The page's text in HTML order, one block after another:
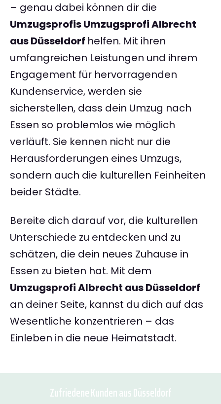
– genau dabei können dir die
Umzugsprofis Umzugsprofi Albrecht
aus Düsseldorf helfen. Mit ihren
umfangreichen Leistungen und ihrem
Engagement für hervorragenden
Kundenservice, werden sie
sicherstellen, dass dein Umzug nach
Essen so problemlos wie möglich
verläuft. Sie kennen nicht nur die
Herausforderungen eines Umzugs,
sondern auch die kulturellen Feinheiten
beider Städte.
Bereite dich darauf vor, die kulturellen
Unterschiede zu entdecken und zu
schätzen, die dein neues Zuhause in
Essen zu bieten hat. Mit dem
Umzugsprofi Albrecht aus Düsseldorf
an deiner Seite, kannst du dich auf das
Wesentliche konzentrieren – das
Einleben in die neue Heimatstadt.
Zufriedene Kunden aus Düsseldorf